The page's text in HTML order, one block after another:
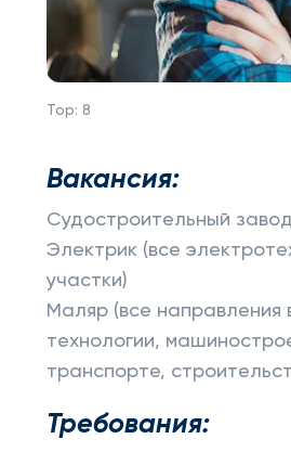
Top: 8
Вакансия:
Судостроительный завод
Электрик (все
участки)
Маляр (все направления
технологии,
транспорте,
Требования: